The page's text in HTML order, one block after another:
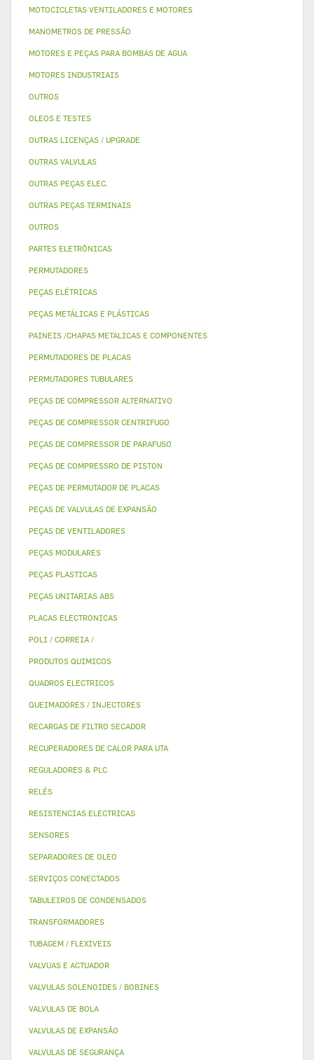
MOTOCICLETAS VENTILADORES E MOTORES
MANOMETROS DE PRESSÃO
MOTORES E PEÇAS PARA BOMBAS DE AGUA
MOTORES INDUSTRIAIS
OUTROS
OLEOS E TESTES
OUTRAS LICENÇAS / UPGRADE
OUTRAS VALVULAS
OUTRAS PEÇAS ELEC.
OUTRAS PEÇAS TERMINAIS
OUTROS
PARTES ELETRÔNICAS
PERMUTADORES
PEÇAS ELÉTRICAS
PEÇAS METÁLICAS E PLÁSTICAS
PAINEIS /CHAPAS METALICAS E COMPONENTES
PERMUTADORES DE PLACAS
PERMUTADORES TUBULARES
PEÇAS DE COMPRESSOR ALTERNATIVO
PEÇAS DE COMPRESSOR CENTRIFUGO
PEÇAS DE COMPRESSOR DE PARAFUSO
PEÇAS DE COMPRESSRO DE PISTON
PEÇAS DE PERMUTADOR DE PLACAS
PEÇAS DE VALVULAS DE EXPANSÃO
PEÇAS DE VENTILADORES
PEÇAS MODULARES
PEÇAS PLASTICAS
PEÇAS UNITARIAS ABS
PLACAS ELECTRONICAS
POLI / CORREIA /
PRODUTOS QUIMICOS
QUADROS ELECTRICOS
QUEIMADORES / INJECTORES
RECARGAS DE FILTRO SECADOR
RECUPERADORES DE CALOR PARA UTA
REGULADORES & PLC
RELÉS
RESISTENCIAS ELECTRICAS
SENSORES
SEPARADORES DE OLEO
SERVIÇOS CONECTADOS
TABULEIROS DE CONDENSADOS
TRANSFORMADORES
TUBAGEM / FLEXIVEIS
VALVUAS E ACTUADOR
VALVULAS SOLENOIDES / BOBINES
VALVULAS DE BOLA
VALVULAS DE EXPANSÃO
VALVULAS DE SEGURANÇA